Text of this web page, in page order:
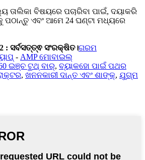
ତାଲିକା ବିଷୟରେ ପଚାରିବା ପାଇଁ, ଦୟାକରି
ଏବଂ ଆମେ 24 ଘଣ୍ଟା ମଧ୍ୟରେ
: ସର୍ବସତ୍ତ୍ଵ ସଂରକ୍ଷିତ।ଗରମ
- AMP ମୋବାଇଲ୍
ଇଞ୍ଚ ଟୁଥ୍ ବାର୍, ବ୍ୟାକହୋ ପାଇଁ ପଥର
, ଖନନକାରୀ ଦାନ୍ତ ଏବଂ ଶାଙ୍କ୍, ଯୁଗ୍ମ